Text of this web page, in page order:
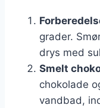
grader.
drys med
Smelt
chokolade
vandbad,